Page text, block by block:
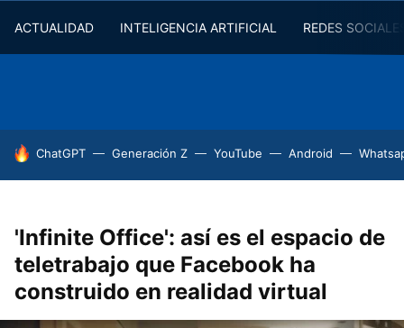
ACTUALIDAD INTELIGENCIA ARTIFICIAL REDES
HOY SE HABLA DE
ChatGPT Generación Z YouTube Android
'Infinite Office': así es el espacio de
teletrabajo que Facebook ha
construido en realidad virtual